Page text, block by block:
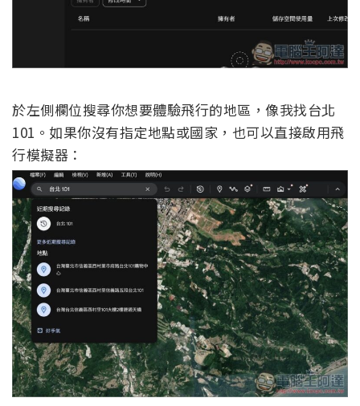
於左側欄位搜尋你想要體驗飛行的地區，像我找台北
101。如果你沒有指定地點或國家，也可以直接啟用飛
行模擬器：